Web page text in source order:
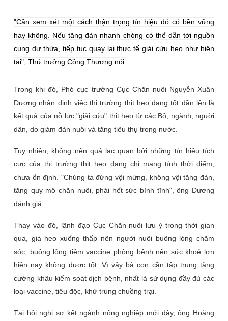
"Cần xem xét một cách thận trọng tín hiệu đó có bền vững
hay không. Nếu tăng đàn nhanh chóng có thể dẫn tới nguồn
cung dư thừa, tiếp tục quay lại thực tế giải cứu heo như hiện
tại", Thứ trưởng Công Thương nói.
Trong khi đó, Phó cục trưởng Cục Chăn nuôi Nguyễn Xuân
Dương nhận định việc thị trường thịt heo đang tốt dần lên là
kết quả của nỗ lực "giải cứu" thịt heo từ các Bộ, ngành, người
dân, do giảm đàn nuôi và tăng tiêu thụ trong nước.
Tuy nhiên, không nên quá lạc quan bởi những tín hiệu tích
cực của thị trường thịt heo đang chỉ mang tính thời điểm,
chưa ổn định. "Chúng ta đừng vội mừng, không vội tăng đàn,
tăng quy mô chăn nuôi, phải hết sức bình tĩnh", ông Dương
đánh giá.
Thay vào đó, lãnh đạo Cục Chăn nuôi lưu ý trong thời gian
qua, giá heo xuống thấp nên người nuôi buông lỏng chăm
sóc, buông lỏng tiêm vaccine phòng bệnh nên sức khoẻ lợn
hiện nay không được tốt. Vì vậy bà con cần tập trung tăng
cường khâu kiểm soát dịch bệnh, nhất là sử dụng đầy đủ các
loại vaccine, tiêu độc, khử trùng chuồng trại.
Tại hội nghị sơ kết ngành nông nghiệp mới đây, ông Hoàng